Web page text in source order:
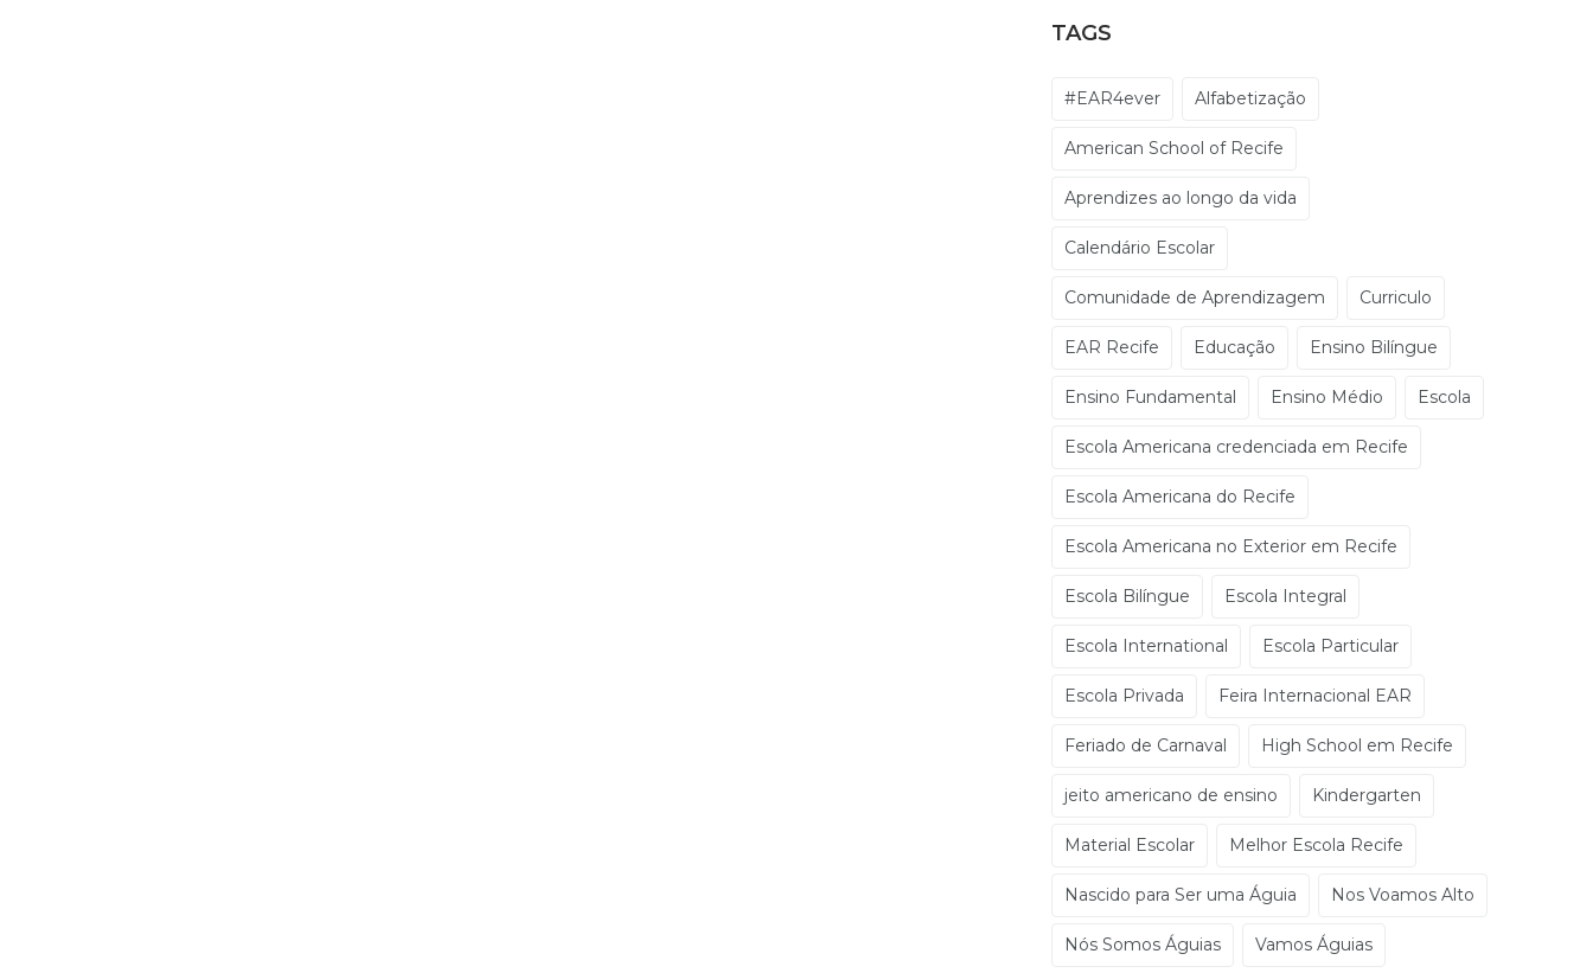
TAGS
#EAR4ever Alfabetização
American School of Recife
Aprendizes ao longo da vida
Calendário Escolar
Comunidade de Aprendizagem Curriculo
EAR Recife Educação Ensino Bilíngue
Ensino Fundamental Ensino Médio Escola
Escola Americana credenciada em Recife
Escola Americana do Recife
Escola Americana no Exterior em Recife
Escola Bilíngue Escola Integral
Escola International Escola Particular
Escola Privada Feira Internacional EAR
Feriado de Carnaval High School em Recife
jeito americano de ensino Kindergarten
Material Escolar Melhor Escola Recife
Nascido para Ser uma Águia Nos Voamos Alto
Nós Somos Águias Vamos Águias